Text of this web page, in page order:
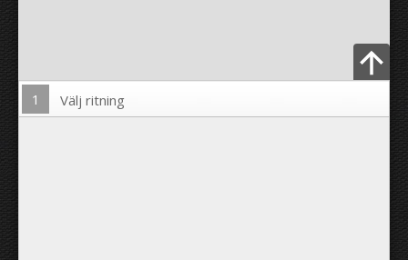
Ladda upp foto
1 Välj ritning